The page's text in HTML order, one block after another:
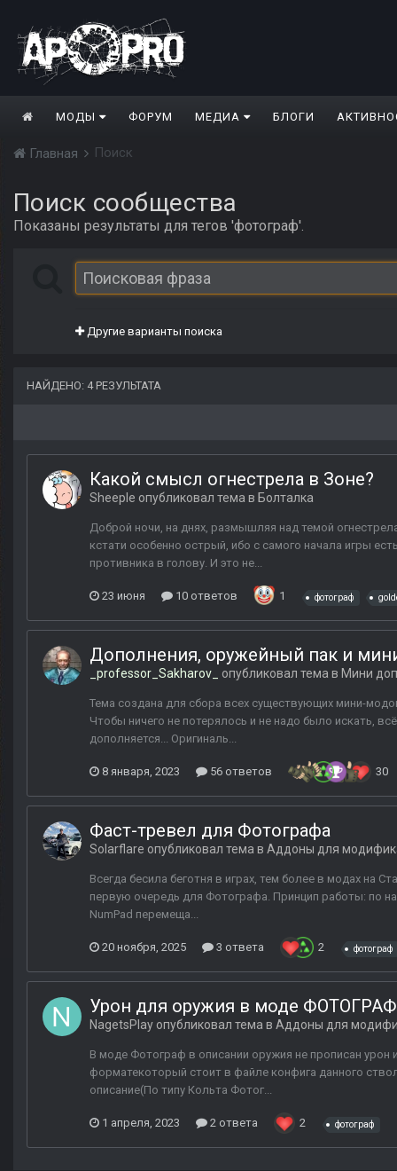
МОДЫ ФОРУМ МЕДИА БЛОГИ
Главная Поиск
Поиск сообщества
Показаны результаты для тегов 'фотограф'.
Другие варианты поиска
НАЙДЕНО: 4 РЕЗУЛЬТАТА
Какой смысл огнестрела в Зоне?
Sheeple опубликовал тема в Болталка
Доброй ночи, на днях, размышляя над темой
кстати особенно острый, ибо с самого начала игры
противника в голову. И это не...
23 июня 10 ответов 1 фотограф
Дополнения, оружейный пак и
_professor_Sakharov_ опубликовал тема в Мини
Тема создана для сбора всех существующих мини-
Чтобы ничего не потерялось и не надо было искать,
дополняется... Оригиналь...
8 января, 2023 56 ответов 30
Фаст-тревел для Фотографа
Solarflare опубликовал тема в Аддоны для
Всегда бесила беготня в играх, тем более в модах на
первую очередь для Фотографа. Принцип работы: по
NumPad перемеща...
20 ноября, 2025 3 ответа 2 фотограф
Урон для оружия в моде ФОТОГРАФ
NagetsPlay опубликовал тема в Аддоны для
В моде Фотограф в описании оружия не прописан урон
форматекоторый стоит в файле конфига данного
описание(По типу Кольта Фотог...
1 апреля, 2023 2 ответа 2 фотограф